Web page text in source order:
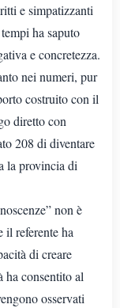
e simpatizzanti
ha saputo
e concretezza.
nei numeri, pur
costruito con il
diretto con
208 di diventare
la provincia di
non è
il referente ha
di creare
ha consentito al
osservati